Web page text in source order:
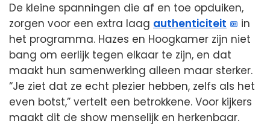
De kleine spanningen die af en toe opduiken,
zorgen voor een extra laag authenticiteit
in
het programma. Hazes en Hoogkamer zijn niet
bang om eerlijk tegen elkaar te zijn, en dat
maakt hun samenwerking alleen maar sterker.
“Je ziet dat ze echt plezier hebben, zelfs als het
even botst,” vertelt een betrokkene. Voor kijkers
maakt dit de show menselijk en herkenbaar.